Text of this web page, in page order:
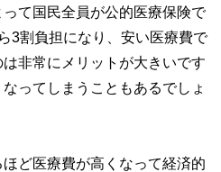
執筆体制を築くことで、内容のわかり
と、読み応えのあるコンテンツと確か
います。
て国民全員が公的医療保険で
3割負担になり、安い医療費で
非常にメリットが大きいです
ってしまうこともあるでしょ
ほど医療費が高くなって経済的